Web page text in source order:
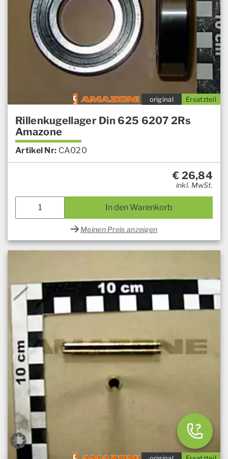
Ersatzteil
original
Rillenkugellager Din 625 6207 2Rs
Amazone
Artikel Nr: CA020
€ 26,84
inkl. MwSt.
In den Warenkorb
Meinen Preis anzeigen